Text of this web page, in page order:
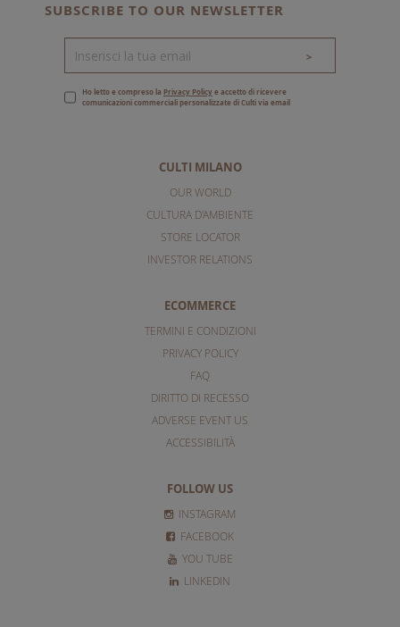
CULTI MILANO
OUR WORLD
CULTURA D'AMBIENTE
STORE LOCATOR
INVESTOR RELATIONS
ECOMMERCE
TERMINI E CONDIZIONI
PRIVACY POLICY
FAQ
DIRITTO DI RECESSO
ADVERSE EVENT US
ACCESSIBILITÀ
FOLLOW US
INSTAGRAM
FACEBOOK
YOU TUBE
LINKEDIN
SUBSCRIBE TO OUR NEWSLETTER
>
Ho letto e compreso la Privacy Policye accetto di ricevere
comunicazioni commerciali personalizzate di Culti via email